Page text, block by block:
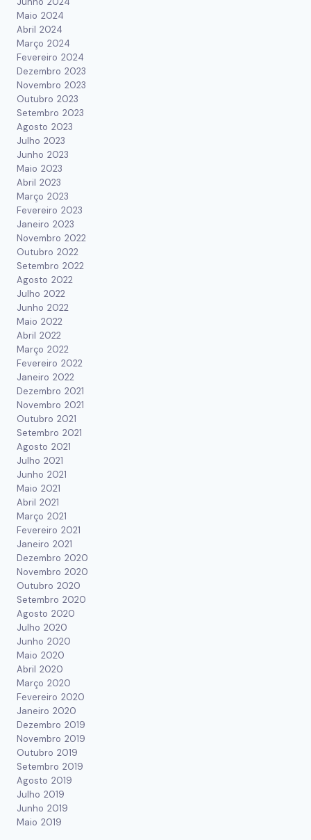
Maio 2024
Abril 2024
Março 2024
Fevereiro 2024
Dezembro 2023
Novembro 2023
Outubro 2023
Setembro 2023
Agosto 2023
Julho 2023
Junho 2023
Maio 2023
Abril 2023
Março 2023
Fevereiro 2023
Janeiro 2023
Novembro 2022
Outubro 2022
Setembro 2022
Agosto 2022
Julho 2022
Junho 2022
Maio 2022
Abril 2022
Março 2022
Fevereiro 2022
Janeiro 2022
Dezembro 2021
Novembro 2021
Outubro 2021
Setembro 2021
Agosto 2021
Julho 2021
Junho 2021
Maio 2021
Abril 2021
Março 2021
Fevereiro 2021
Janeiro 2021
Dezembro 2020
Novembro 2020
Outubro 2020
Setembro 2020
Agosto 2020
Julho 2020
Junho 2020
Maio 2020
Abril 2020
Março 2020
Fevereiro 2020
Janeiro 2020
Dezembro 2019
Novembro 2019
Outubro 2019
Setembro 2019
Agosto 2019
Julho 2019
Junho 2019
Maio 2019